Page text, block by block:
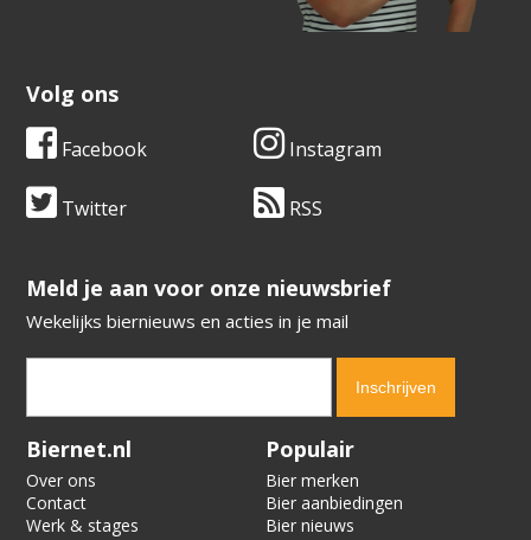
Volg ons
Facebook Instagram
Twitter RSS
​​​​​​​Meld je aan voor onze nieuwsbrief
Wekelijks biernieuws en acties in je mail
Verification code:
Biernet.nl
Over ons
Contact
Werk & stages
Populair
Bier merken
Bier aanbiedingen
Bier nieuws